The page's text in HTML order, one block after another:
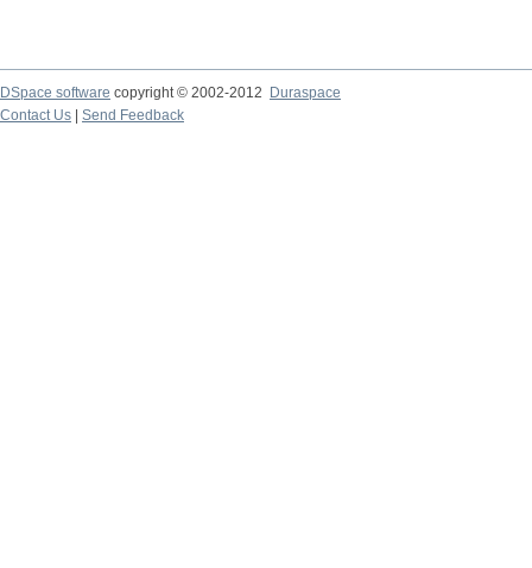
DSpace software copyright © 2002-2012
Duraspace
Contact Us
Send Feedback